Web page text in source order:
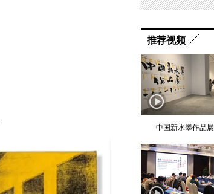
推荐视频
中国新水墨作品展